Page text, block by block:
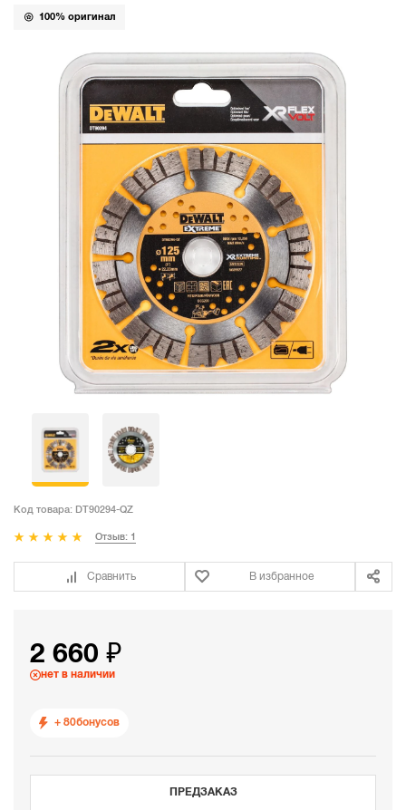
100% оригинал
Код товара: DT90294-QZ
Отзыв: 1
Сравнить В избранное
2 660 ₽
нет в наличии
+ 80бонусов
ПРЕДЗАКАЗ